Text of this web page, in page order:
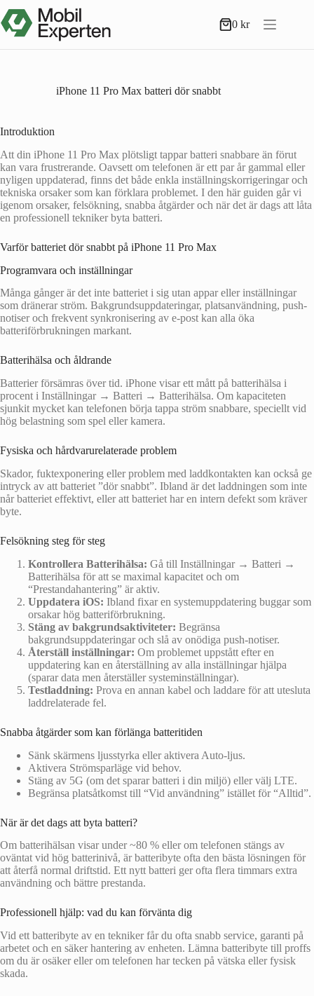
till
innehåll
Varukorg
0kr
iPhone 11 Pro Max batteri dör snabbt
Introduktion
Att din iPhone 11 Pro Max plötsligt tappar batteri snabbare än förut
kan vara frustrerande. Oavsett om telefonen är ett par år gammal eller
nyligen uppdaterad, finns det både enkla inställningskorrigeringar och
tekniska orsaker som kan förklara problemet. I den här guiden går vi
igenom orsaker, felsökning, snabba åtgärder och när det är dags att låta
en professionell tekniker byta batteri.
Varför batteriet dör snabbt på iPhone 11 Pro Max
Programvara och inställningar
Många gånger är det inte batteriet i sig utan appar eller inställningar
som dränerar ström. Bakgrundsuppdateringar, platsanvändning, push-
notiser och frekvent synkronisering av e-post kan alla öka
batteriförbrukningen markant.
Batterihälsa och åldrande
Batterier försämras över tid. iPhone visar ett mått på batterihälsa i
procent i Inställningar → Batteri → Batterihälsa. Om kapaciteten
sjunkit mycket kan telefonen börja tappa ström snabbare, speciellt vid
hög belastning som spel eller kamera.
Fysiska och hårdvarurelaterade problem
Skador, fuktexponering eller problem med laddkontakten kan också ge
intryck av att batteriet ”dör snabbt”. Ibland är det laddningen som inte
når batteriet effektivt, eller att batteriet har en intern defekt som kräver
byte.
Felsökning steg för steg
Kontrollera Batterihälsa: Gå till Inställningar → Batteri →
Batterihälsa för att se maximal kapacitet och om
“Prestandahantering” är aktiv.
Uppdatera iOS: Ibland fixar en systemuppdatering buggar som
orsakar hög batteriförbrukning.
Stäng av bakgrundsaktiviteter: Begränsa
bakgrundsuppdateringar och slå av onödiga push-notiser.
Återställ inställningar: Om problemet uppstått efter en
uppdatering kan en återställning av alla inställningar hjälpa
(sparar data men återställer systeminställningar).
Testladdning: Prova en annan kabel och laddare för att utesluta
laddrelaterade fel.
Snabba åtgärder som kan förlänga batteritiden
Sänk skärmens ljusstyrka eller aktivera Auto‑ljus.
Aktivera Strömsparläge vid behov.
Stäng av 5G (om det sparar batteri i din miljö) eller välj LTE.
Begränsa platsåtkomst till “Vid användning” istället för “Alltid”.
När är det dags att byta batteri?
Om batterihälsan visar under ~80 % eller om telefonen stängs av
oväntat vid hög batterinivå, är batteribyte ofta den bästa lösningen för
att återfå normal driftstid. Ett nytt batteri ger ofta flera timmars extra
användning och bättre prestanda.
Professionell hjälp: vad du kan förvänta dig
Vid ett batteribyte av en tekniker får du ofta snabb service, garanti på
arbetet och en säker hantering av enheten. Lämna batteribyte till proffs
om du är osäker eller om telefonen har tecken på vätska eller fysisk
skada.